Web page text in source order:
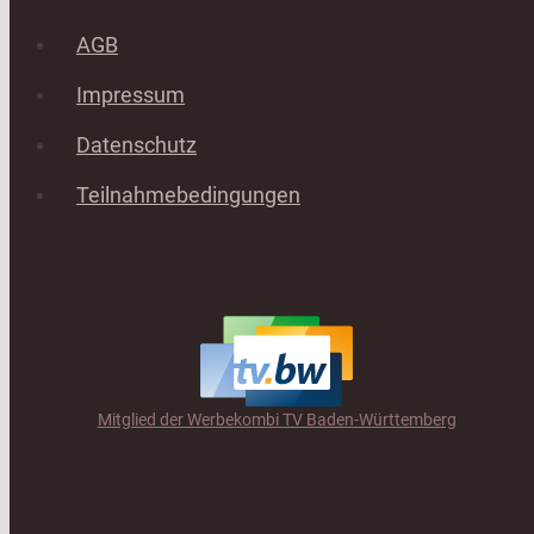
AGB
Impressum
Datenschutz
Teilnahmebedingungen
Mitglied der Werbekombi TV Baden-Württemberg